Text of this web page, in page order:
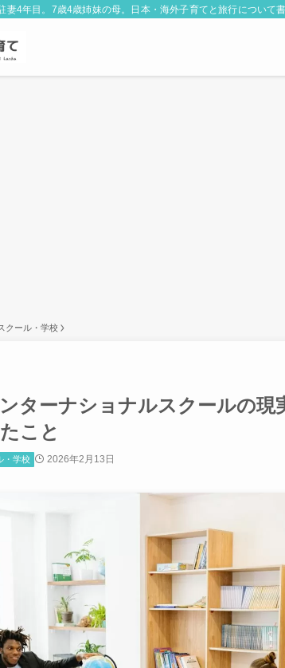
4年目。7歳4歳姉妹の母。日本・海外子育てと旅行について
クール・学校
ターナショナルスクールの現
こと
・学校 2026年2月13日